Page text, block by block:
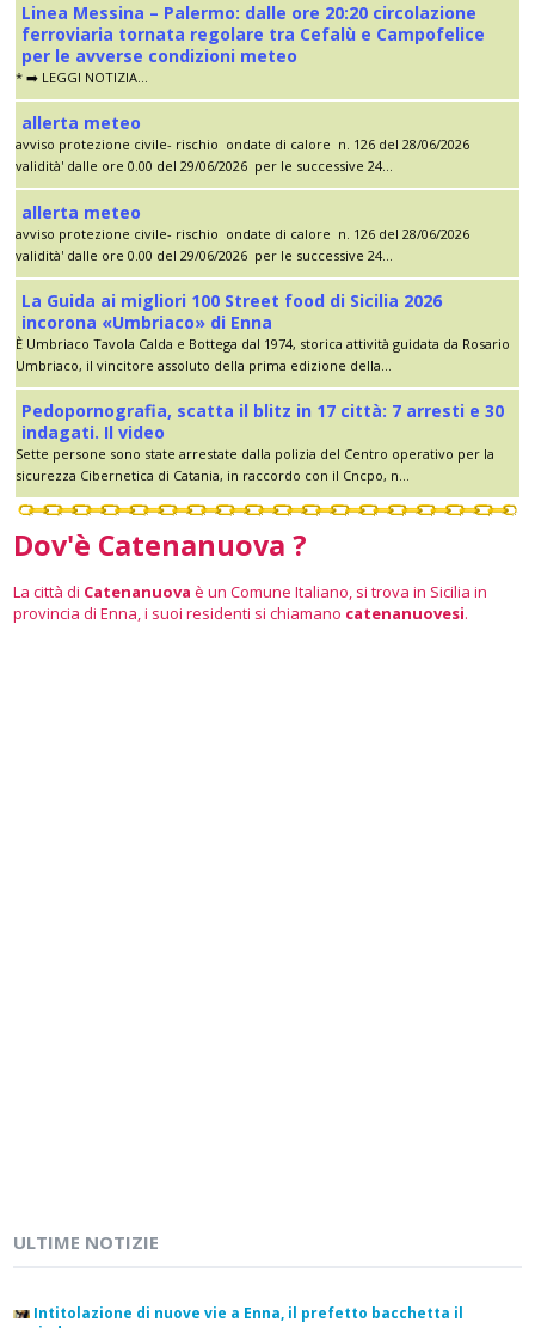
Linea Messina – Palermo: dalle ore 20:20 circolazione
ferroviaria tornata regolare tra Cefalù e Campofelice
per le avverse condizioni meteo
* ➡️ LEGGI NOTIZIA...
allerta meteo
avviso protezione civile- rischio ondate di calore n. 126 del 28/06/2026
validità' dalle ore 0.00 del 29/06/2026 per le successive 24...
allerta meteo
avviso protezione civile- rischio ondate di calore n. 126 del 28/06/2026
validità' dalle ore 0.00 del 29/06/2026 per le successive 24...
La Guida ai migliori 100 Street food di Sicilia 2026
incorona «Umbriaco» di Enna
È Umbriaco Tavola Calda e Bottega dal 1974, storica attività guidata da Rosario
Umbriaco, il vincitore assoluto della prima edizione della...
Pedopornografia, scatta il blitz in 17 città: 7 arresti e 30
indagati. Il video
Sette persone sono state arrestate dalla polizia del Centro operativo per la
sicurezza Cibernetica di Catania, in raccordo con il Cncpo, n...
Dov'è Catenanuova ?
La città di Catenanuova è un Comune Italiano, si trova in Sicilia in
provincia di Enna, i suoi residenti si chiamano catenanuovesi.
ULTIME NOTIZIE
Intitolazione di nuove vie a Enna, il prefetto bacchetta il